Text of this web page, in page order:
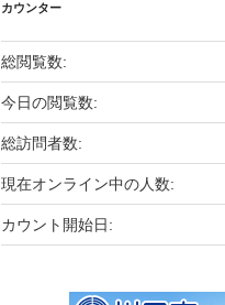
カウンター
総閲覧数:
今日の閲覧数:
総訪問者数:
現在オンライン中の人数:
カウント開始日: